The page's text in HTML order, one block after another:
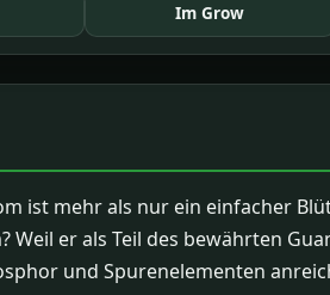
Im Grow
ist mehr als nur ein einfacher
Weil er als Teil des bewährten
und Spurenelementen